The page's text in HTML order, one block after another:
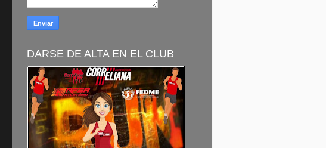
DARSE DE ALTA EN EL CLUB